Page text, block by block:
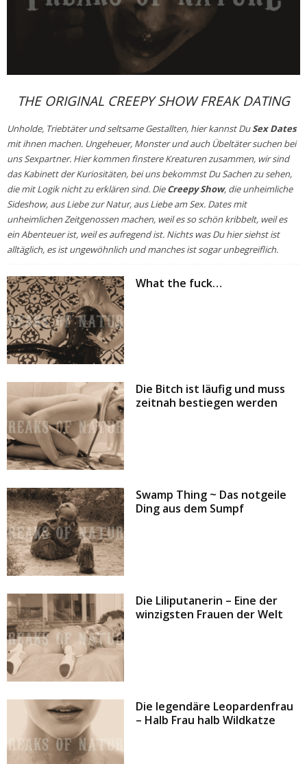
THE ORIGINAL CREEPY SHOW FREAK DATING
Unholde, Triebtäter und seltsame Gestallten, hier kannst DuSex Dates
mit ihnen machen. Ungeheuer, Monster und auch Übeltäter suchen bei
uns Sexpartner. Hier kommen finstere Kreaturen zusammen, wir sind
das Kabinett der Kuriositäten, bei uns bekommst Du Sachen zu sehen,
die mit Logik nicht zu erklären sind. DieCreepy Show, die unheimliche
Sideshow, aus Liebe zur Natur, aus Liebe am Sex. Dates mit
unheimlichen Zeitgenossen machen, weil es so schön kribbelt, weil es
ein Abenteuer ist, weil es aufregend ist. Nichts was Du hier siehst ist
alltäglich, es ist ungewöhnlich und manches ist sogar unbegreiflich.
What the fuck…
Die Bitch ist läufig und muss
zeitnah bestiegen werden
Swamp Thing ~ Das notgeile
Ding aus dem Sumpf
Die Liliputanerin – Eine der
winzigsten Frauen der Welt
Die legendäre Leopardenfrau
– Halb Frau halb Wildkatze